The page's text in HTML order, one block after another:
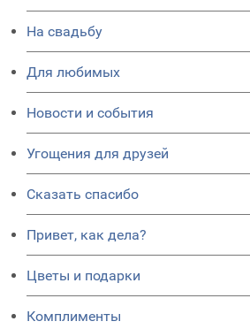
На свадьбу
Для любимых
Новости и события
Угощения для друзей
Сказать спасибо
Привет, как дела?
Цветы и подарки
Комплименты